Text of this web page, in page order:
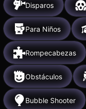
Disparos
Para Niños
Rompecabezas
Obstáculos
Bubble Shooter